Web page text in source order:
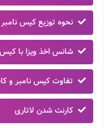
نحوه توزیع کیس نامبر
شانس اخذ ویزا با کیس
تفاوت کیس نامبر و
کارنت شدن لاتاری